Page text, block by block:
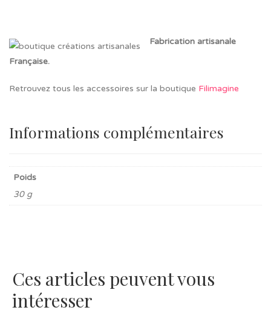
Fabrication artisanale
Française.
Retrouvez tous les accessoires sur la boutique Filimagine
Informations complémentaires
Poids
30 g
Ces articles peuvent vous
intéresser